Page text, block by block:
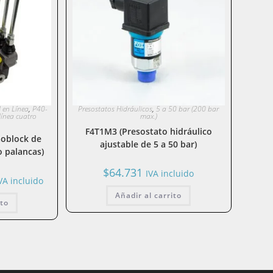
Línea, P40-
cuatro
de
incluido
Presostatos Hidráulicos,5 a 50 bar (200 bar
max.)
F4T1M3 (Presostato hidráulico
ajustable de 5 a 50 bar)
$64.731 IVA incluido
Añadir al carrito